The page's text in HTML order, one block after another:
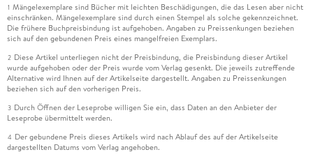
1 Mängelexemplare sind Bücher mit leichten Beschädigungen, die das Lesen aber nicht
einschränken. Mängelexemplare sind durch einen Stempel als solche gekennzeichnet.
Die frühere Buchpreisbindung ist aufgehoben. Angaben zu Preissenkungen beziehen
sich auf den gebundenen Preis eines mangelfreien Exemplars.
2 Diese Artikel unterliegen nicht der Preisbindung, die Preisbindung dieser Artikel
wurde aufgehoben oder der Preis wurde vom Verlag gesenkt. Die jeweils zutreffende
Alternative wird Ihnen auf der Artikelseite dargestellt. Angaben zu Preissenkungen
beziehen sich auf den vorherigen Preis.
3 Durch Öffnen der Leseprobe willigen Sie ein, dass Daten an den Anbieter der
Leseprobe übermittelt werden.
4 Der gebundene Preis dieses Artikels wird nach Ablauf des auf der Artikelseite
dargestellten Datums vom Verlag angehoben.